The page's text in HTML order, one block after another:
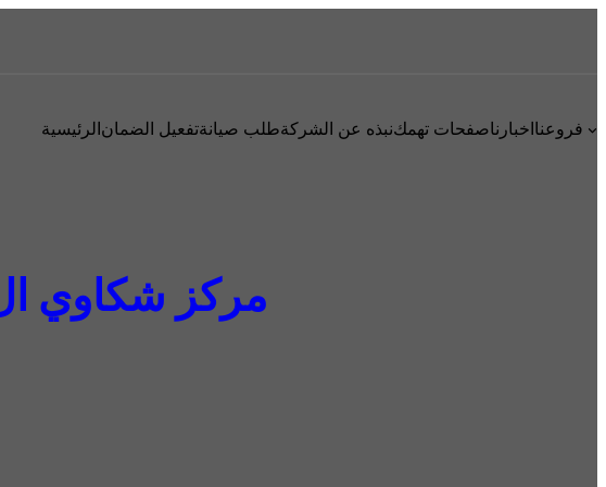
الرئيسيةتفعيل الضمانطلب صيانةنبذه عن الشركةصفحات تهمكاخبارنافروعنا
مركز شكاوي ال جي